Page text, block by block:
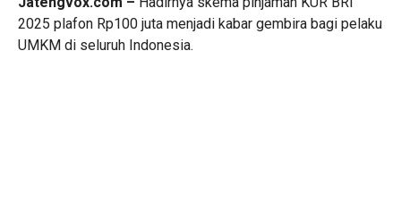
2025 plafon Rp100 juta menjadi kabar gembira bagi pelaku
UMKM di seluruh Indonesia.